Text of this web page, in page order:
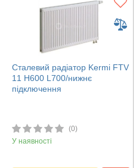
Сталевий радіатор Kermi FTV
11 H600 L700/нижнє
підключення
(0)
У наявності